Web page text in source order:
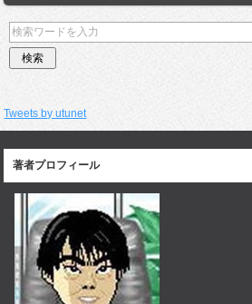
Tweets by utunet
著者プロフィール